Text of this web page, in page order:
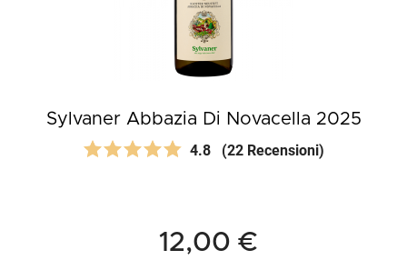
Sylvaner Abbazia Di Novacella 2025
4.8 (22 Recensioni)
12,00 €